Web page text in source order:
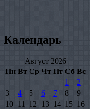
Календарь
Август 2026
Пн Вт Ср Чт Пт Сб Вс
1
2
3
4 5 6 7 8
9
10 11 12 13 14 15 16